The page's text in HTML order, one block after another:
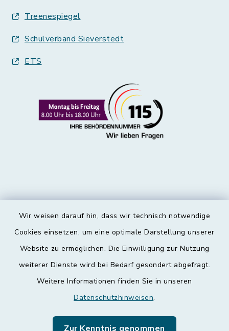
Wir weisen darauf hin, dass wir technisch notwendige
Cookies einsetzen, um eine optimale Darstellung unserer
Website zu ermöglichen. Die Einwilligung zur Nutzung
weiterer Dienste wird bei Bedarf gesondert abgefragt.
Weitere Informationen finden Sie in unseren
Datenschutzhinweisen.
Zur Kenntnis genommen
Treenespiegel
Schulverband Sieverstedt
ETS
Kontakt
Datenschutz